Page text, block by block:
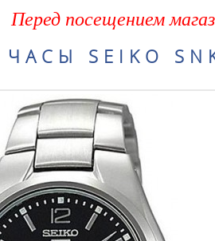
Перед посещением
SEIKO